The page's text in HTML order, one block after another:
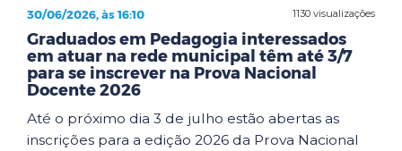
1130 visualizações
30/06/2026, às 16:10
Graduados em Pedagogia interessados
em atuar na rede municipal têm até 3/7
para se inscrever na Prova Nacional
Docente 2026
Até o próximo dia 3 de julho estão abertas as
inscrições para a edição 2026 da Prova Nacional